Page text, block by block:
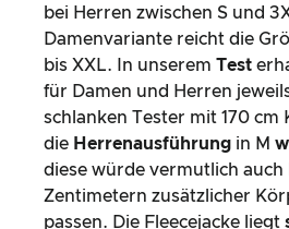
bei Herren zwischen S und
Damenvariante reicht die
bis XXL. In unserem Test
für Damen und Herren
schlanken Tester mit 170 cm
die Herrenausführung in M
diese würde vermutlich auch
Zentimetern zusätzlicher
passen. Die Fleecejacke liegt